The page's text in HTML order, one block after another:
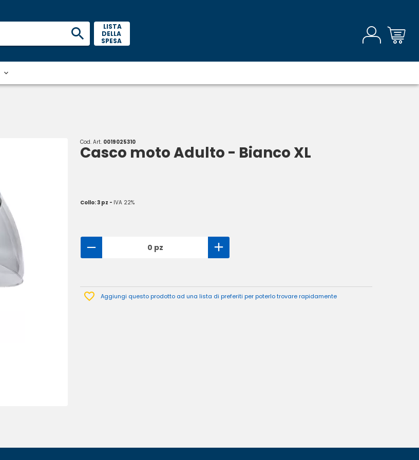
LISTA
DELLA
SPESA
Cod. Art. 0019025310
Casco moto Adulto - Bianco XL
Collo: 3 pz - IVA 22%
0 pz
Aggiungi questo prodotto ad una lista di preferiti per poterlo trovare rapidamente